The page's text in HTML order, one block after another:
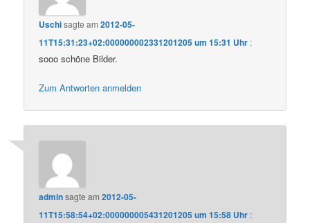
Uschisagte am2012-05-
11T15:31:23+02:000000002331201205 um 15:31 Uhr :
sooo schöne Bilder.
Zum Antworten anmelden
adminsagte am2012-05-
11T15:58:54+02:000000005431201205 um 15:58 Uhr :